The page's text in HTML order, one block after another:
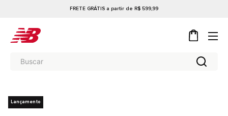
FRETE GRÁTIS a partir de R$ 599,99
Lançamento